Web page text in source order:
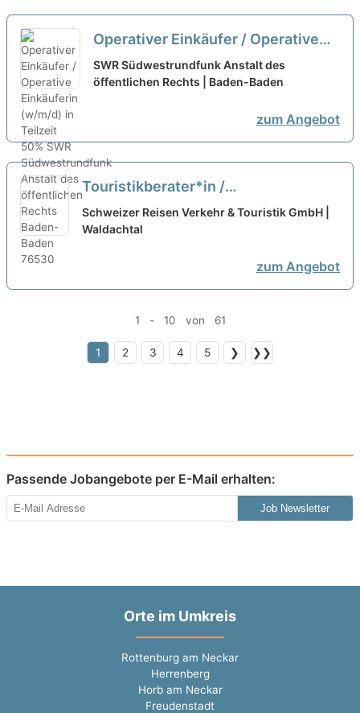
Operativer Einkäufer / Operative
Einkäuferin (w/m/d) in Teilzeit 50%
neu
SWR Südwestrundfunk Anstalt des
öffentlichen Rechts | Baden-Baden
zum Angebot
Touristikberater*in /
Reiseverkehrskauffrau (m/w/d) Voll-
oder Teilzeit
Schweizer Reisen Verkehr & Touristik GmbH |
Waldachtal
zum Angebot
1 - 10 von 61
1 2 3 4 5 ❯ ❯❯
Passende Jobangebote per E-Mail erhalten:
Job Newsletter
Orte im Umkreis
Rottenburg am Neckar
Herrenberg
Horb am Neckar
Freudenstadt